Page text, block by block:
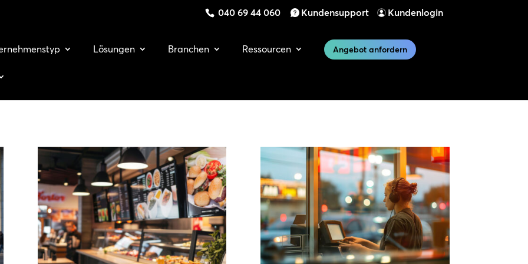
040 69 44 060 Kundensupport Kundenlogin
Lösungen Branchen Ressourcen Angebot anfordern